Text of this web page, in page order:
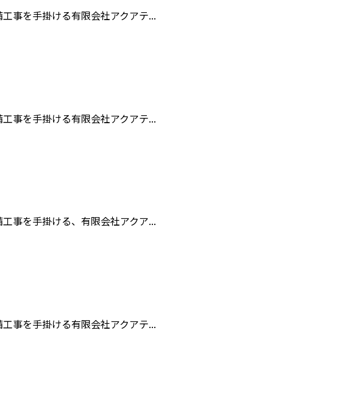
事を手掛ける有限会社アクアテ...
事を手掛ける有限会社アクアテ...
事を手掛ける、有限会社アクア...
事を手掛ける有限会社アクアテ...